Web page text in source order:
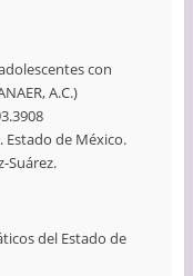
con
A.C.)
Estado de México.
Suárez.
del Estado de